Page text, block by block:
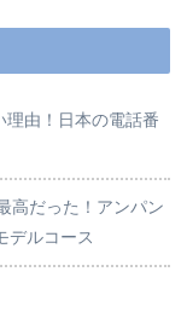
理由！日本の電話番
高だった！アンパン
デルコース